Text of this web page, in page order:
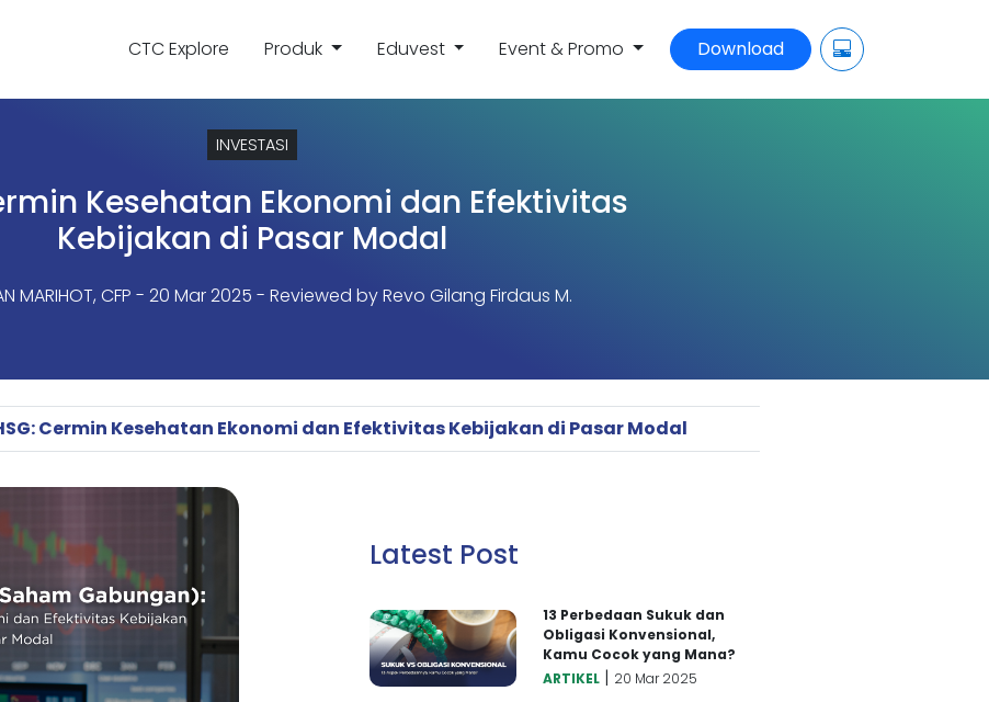
CTC Explore Produk Eduvest Event & Promo Download
INVESTASI
Kesehatan Ekonomi dan Efektivitas
Kebijakan di Pasar Modal
MARIHOT, CFP - 20 Mar 2025 - Reviewed by Revo Gilang Firdaus M.
Cermin Kesehatan Ekonomi dan Efektivitas Kebijakan di Pasar Modal
Latest Post
13 Perbedaan Sukuk dan
Obligasi Konvensional,
Kamu Cocok yang Mana?
ARTIKEL | 20 Mar 2025